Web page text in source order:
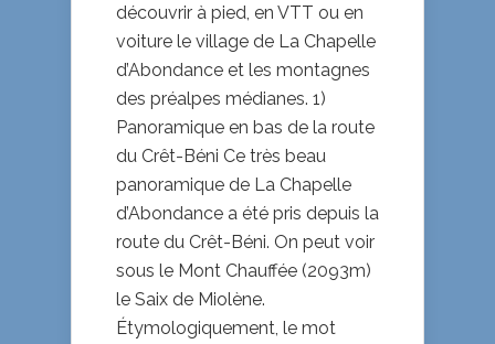
découvrir à pied, en VTT ou en
voiture le village de La Chapelle
d’Abondance et les montagnes
des préalpes médianes. 1)
Panoramique en bas de la route
du Crêt-Béni Ce très beau
panoramique de La Chapelle
d’Abondance a été pris depuis la
route du Crêt-Béni. On peut voir
sous le Mont Chauffée (2093m)
le Saix de Miolène.
Étymologiquement, le mot